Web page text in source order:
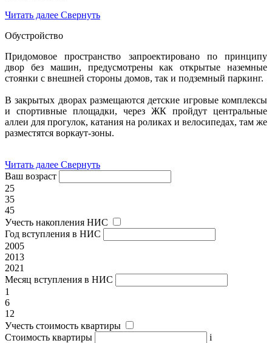
Читать далее Свернуть
Обустройство
Придомовое пространство запроектировано по принципу
двор без машин, предусмотрены как открытые наземные
стоянки с внешней стороны домов, так и подземный паркинг.
В закрытых дворах размещаются детские игровые комплексы
и спортивные площадки, через ЖК пройдут центральные
аллеи для прогулок, катания на роликах и велосипедах, там же
разместятся воркаут-зоны.
Читать далее Свернуть
Ваш возраст
25
35
45
Учесть накопления НИС
Год вступления в НИС
2005
2013
2021
Месяц вступления в НИС
1
6
12
Учесть стоимость квартиры
Стоимость квартиры
i